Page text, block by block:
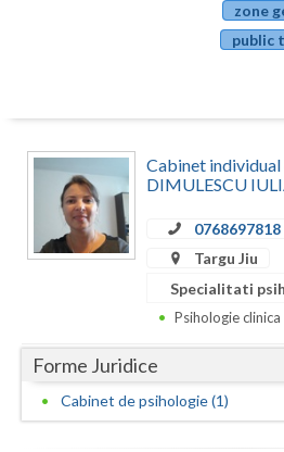
Calarasi
Constanta
Dolj
Galati
zone
public
Cabinet
DIMULESCU
0768697818
Targu Jiu
Specialitati
Psihologie clinica
Forme Juridice
Cabinet de psihologie (1)